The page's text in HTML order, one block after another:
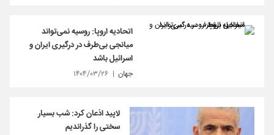
اتحادیه اروپا: روسیه نمی‌تواند
میانجی بی‌طرف در درگیری ایران و
اسرائیل باشد
جهان ۱۴۰۴/۰۳/۲۶
لاپید اذعان کرد: شب بسیار
سختی را گذراندیم